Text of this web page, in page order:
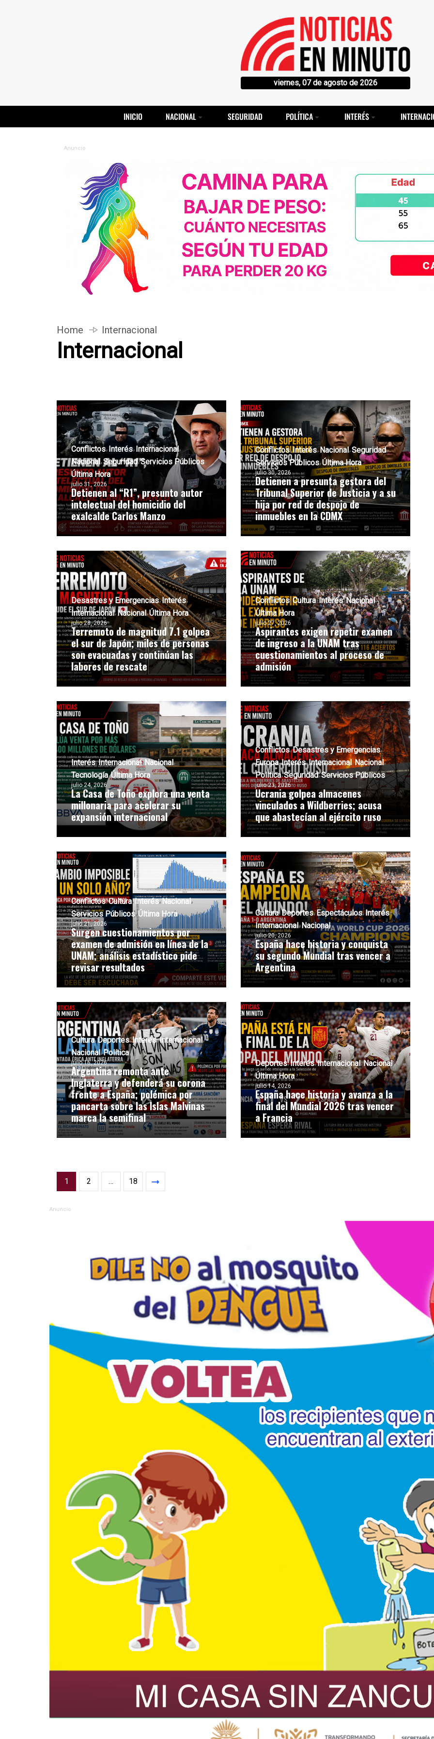
viernes, 07 de agosto de 2026
INICIO NACIONAL SEGURIDAD POLÍTICA INTERÉS
Anuncio
Home Internacional
Internacional
Conflictos Interés Internacional
Nacional Seguridad Servicios Públicos
Última Hora
julio 31, 2026
Detienen al “R1”, presunto autor
intelectual del homicidio del
exalcalde Carlos Manzo
Conflictos Interés Nacional Seguridad
Servicios Públicos Última Hora
julio 30, 2026
Detienen a presunta gestora del
Tribunal Superior de Justicia y a su
hija por red de despojo de
inmuebles en la CDMX
Desastres y Emergencias Interés
Internacional Nacional Última Hora
julio 28, 2026
Terremoto de magnitud 7.1 golpea
el sur de Japón; miles de personas
son evacuadas y continúan las
labores de rescate
Conflictos Cultura Interés Nacional
Última Hora
julio 27, 2026
Aspirantes exigen repetir examen
de ingreso a la UNAM tras
cuestionamientos al proceso de
admisión
Interés Internacional Nacional
Tecnología Última Hora
julio 24, 2026
La Casa de Toño explora una venta
millonaria para acelerar su
expansión internacional
Conflictos Desastres y Emergencias
Europa Interés Internacional Nacional
Política Seguridad Servicios Públicos
julio 23, 2026
Ucrania golpea almacenes
vinculados a Wildberries; acusa
que abastecían al ejército ruso
Conflictos Cultura Interés Nacional
Servicios Públicos Última Hora
julio 21, 2026
Surgen cuestionamientos por
examen de admisión en línea de la
UNAM; análisis estadístico pide
revisar resultados
Cultura Deportes Espectáculos Interés
Internacional Nacional
julio 20, 2026
España hace historia y conquista
su segundo Mundial tras vencer a
Argentina
Cultura Deportes Interés Internacional
Nacional Política
julio 16, 2026
Argentina remonta ante
Inglaterra y defenderá su corona
frente a España; polémica por
pancarta sobre las Islas Malvinas
marca la semifinal
Deportes Interés Internacional Nacional
Última Hora
julio 14, 2026
España hace historia y avanza a la
final del Mundial 2026 tras vencer
a Francia
1 2 … 18
Anuncio